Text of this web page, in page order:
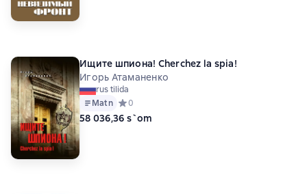
Ищите шпиона! Cherchez la spia!
Игорь Атаманенко
rus tilida
Matn Средний рейтинг 0 на основе 0 оценок
0
58 036,36 s`om